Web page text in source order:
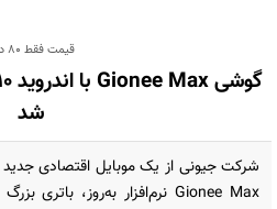
قیمت فقط ۸۰ دلار
شد
شرکت جیونی از یک موبایل اقتصادی